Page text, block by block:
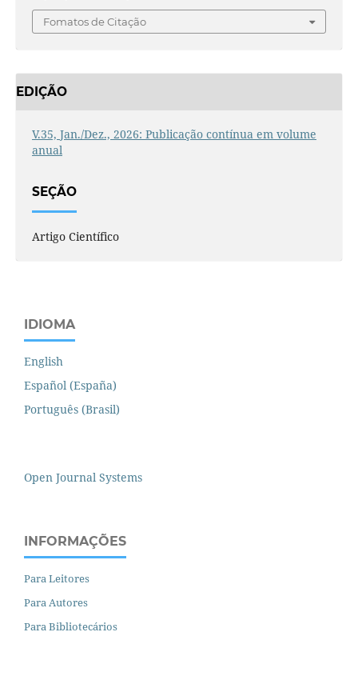
Fomatos de Citação
EDIÇÃO
V.35, Jan./Dez., 2026: Publicação contínua em volume
anual
SEÇÃO
Artigo Científico
IDIOMA
English
Español (España)
Português (Brasil)
Open Journal Systems
INFORMAÇÕES
Para Leitores
Para Autores
Para Bibliotecários